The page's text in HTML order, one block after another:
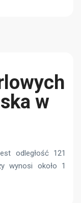
w
odległość 121
wynosi około 1